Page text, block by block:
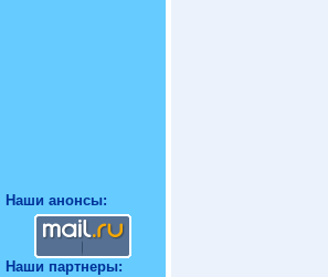
Наши анонсы:
Наши партнеры: